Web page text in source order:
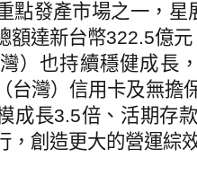
點發產市場之一，
額達新台幣322.5億元
）也持續穩健成長
台灣）信用卡及無擔
成長3.5倍、活期存
，創造更大的營運綜